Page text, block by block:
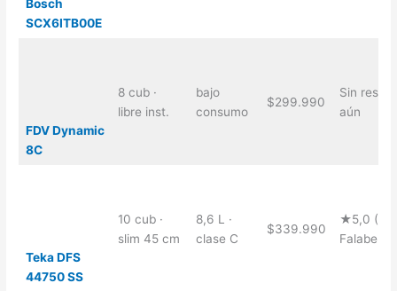
Bosch
SCX6ITB00E
FDV Dynamic
8C
8 cub ·
libre inst.
bajo
consumo
$299.990
Sin
aún
Teka DFS
44750 SS
10 cub ·
slim 45 cm
8,6 L ·
clase C
$339.990
★5,0 (9,
Falabella)